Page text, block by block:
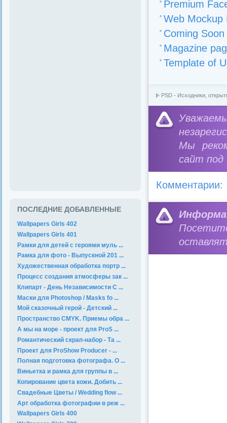
Premium
Web Mockup
Coming
Magazine
Template of
PSD - Исходники,
Мы
сайт под
Комментарии:
ПОСЛЕДНИЕ ДОБАВЛЕННЫЕ
Wallpapers Girls 402
Wallpapers Girls 401
Рамки для детей с героями муль ...
Рамка для фото - Выпускной 201 ...
Художественная обработка портр ...
Процесс создания атмосферы зак ...
Клипарт - День Независимости С ...
Маски для Photoshop / Masks fo ...
Мой сказочный герой - Детский ...
Пространство CMYK. Приемы обра ...
А мы на море - проект для ProS ...
Романтический скрап-набор - Та ...
Проект для ProShow Producer - ...
Полная подготовка фотографа. О ...
Виньетка и рамка для группы в ...
Копирование цвета кожи. Добить ...
Свадебные Цветы / Wedding flow ...
Арт обработка фотографии в реж ...
Wallpapers Girls 400